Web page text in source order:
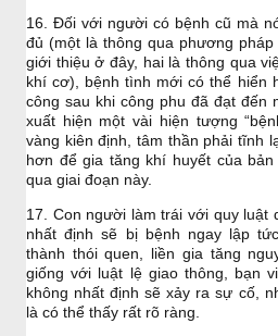
16. Đối với người có bệnh cũ mà
đủ (một là thông qua phương
giới thiệu ở đây, hai là thông qua
khí cơ), bệnh tình mới có thể hiển
công sau khi công phu đã đạt đến
xuất hiện một vài hiện tượng
vàng kiên định, tâm thần phải tĩnh
hơn để gia tăng khí huyết của
qua giai đoạn này.
17. Con người làm trái với quy luật
nhất định sẽ bị bệnh ngay lập
thành thói quen, liền gia tăng
giống với luật lệ giao thông, bạn
không nhất định sẽ xảy ra sự cố,
là có thể thấy rất rõ ràng.